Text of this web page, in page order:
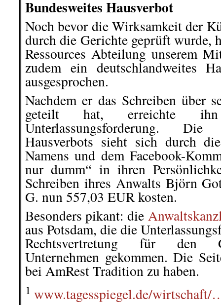
Bundesweites Hausverbot
Noch bevor die Wirksamkeit der
durch die Gerichte geprüft wurde,
Ressources Abteilung unserem
zudem ein deutschlandweites
ausgesprochen.
Nachdem er das Schreiben über
geteilt hat, erreichte
Unterlassungsforderung.
Hausverbots sieht sich durch
Namens und dem Facebook-
nur dumm“ in ihren
Schreiben ihres Anwalts Björn
G. nun 557,03 EUR kosten.
Besonders pikant: die
aus Potsdam, die die
Rechtsvertretung für den
Unternehmen gekommen. Die
bei AmRest Tradition zu haben.
1 www.tagesspiegel.de/